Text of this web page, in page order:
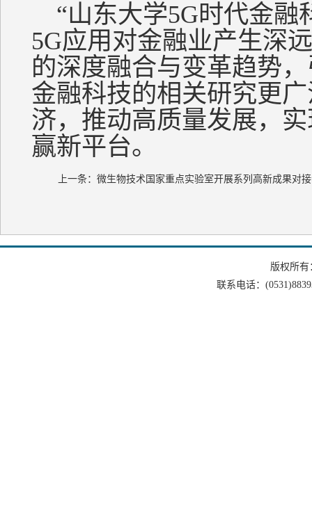
“山东大学5G时代金融
5G应用对金融业产生深
的深度融合与变革趋势
金融科技的相关研究更
济，推动高质量发展，
赢新平台。
上一条： 微生物技术国家重点实验室开展系列高新成果对
版权所
联系电话：